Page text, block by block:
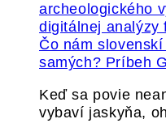
Čo nám
samých? Príbeh
Keď sa povie
vybaví jaskyňa,